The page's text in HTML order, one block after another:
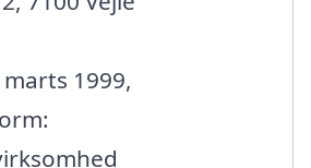
1999,